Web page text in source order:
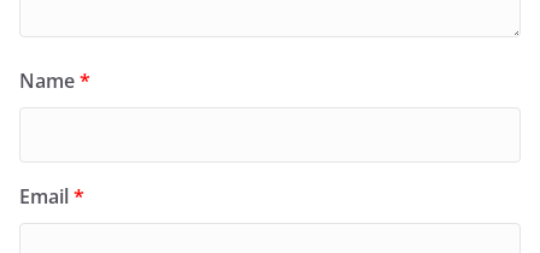
Name*
Email*